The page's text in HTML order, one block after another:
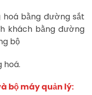
hoá bằng đường sắt
khách bằng đường
bộ
hoá.
bộ máy quản lý: